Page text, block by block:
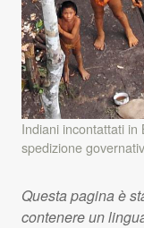
Indiani incontattati in
spedizione
Questa pagina è
contenere un